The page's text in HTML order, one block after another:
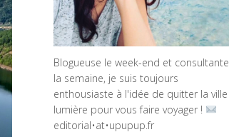
Blogueuse le week-end et consultante
la semaine, je suis toujours
enthousiaste à l'idée de quitter la ville
lumière pour vous faire voyager !
editorial•at•upupup.fr